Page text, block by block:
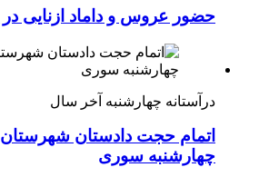
حضور عروس و داماد ازنایی در
درآستانه چهارشنبه آخر سال
اتمام حجت دادستان
چهارشنبه ‌سوری